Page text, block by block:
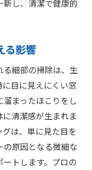
し、清潔で健康的
る影響
細部の掃除は、生
目に見えにくい窓
まったほこりをし
清潔感が生まれま
は、単に見た目を
原因となる微細な
トします。プロの